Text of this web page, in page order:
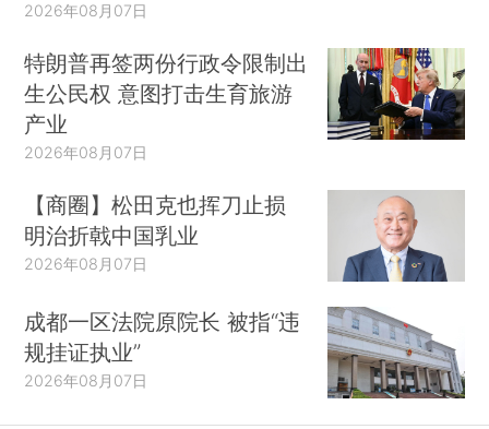
2026年08月07日
特朗普再签两份行政令限制出
生公民权 意图打击生育旅游
产业
2026年08月07日
【商圈】松田克也挥刀止损
明治折戟中国乳业
2026年08月07日
成都一区法院原院长 被指“违
规挂证执业”
2026年08月07日